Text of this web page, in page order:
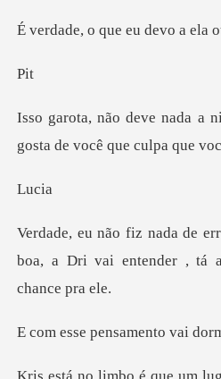
ue eu devo a e
i
gosta d
ci
boa, a Dri vai entender
pensamento